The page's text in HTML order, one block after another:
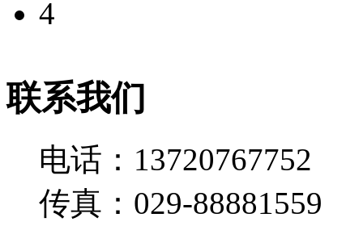
4
联系我们
电话：13720767752
传真：029-88881559